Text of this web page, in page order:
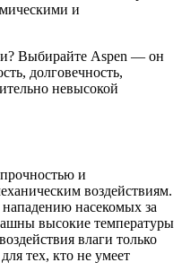
и
Выбирайте Aspen — он
долговечность,
невысокой
и
воздействиям.
насекомых за
высокие температуры
влаги только
тех, кто не умеет